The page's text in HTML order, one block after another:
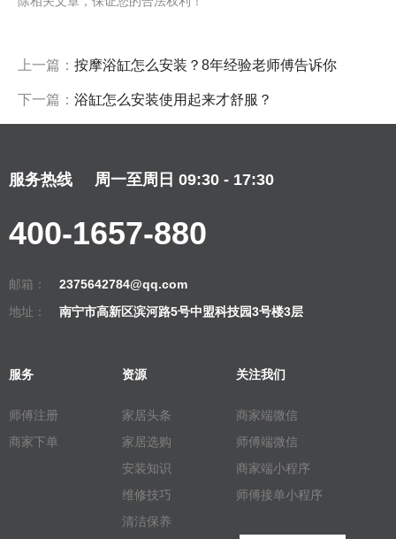
上一篇： 按摩浴缸怎么安装？8年经验老师傅告诉你
下一篇： 浴缸怎么安装使用起来才舒服？
服务热线 周一至周日 09:30 - 17:30
400-1657-880
邮箱：
2375642784@qq.com
地址：
南宁市高新区滨河路5号中盟科技园3号楼3层
服务
师傅注册
商家下单
资源
家居头条
家居选购
安装知识
维修技巧
清洁保养
关注我们
商家端微信
师傅端微信
商家端小程序
师傅接单小程序